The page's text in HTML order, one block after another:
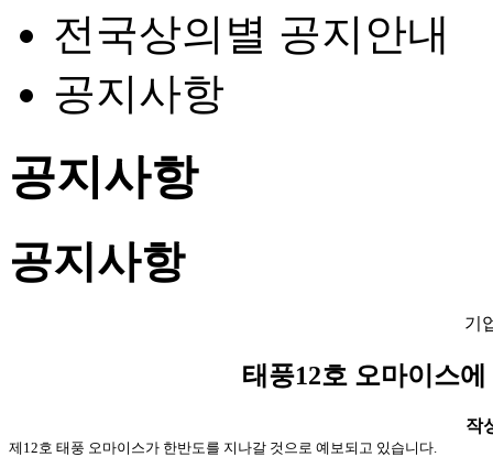
전국상의별 공지안내
공지사항
공지사항
공지사항
기
태풍12호 오마이스
작
제12호 태풍 오마이스가 한반도를 지나갈 것으로 예보되고 있습니다.